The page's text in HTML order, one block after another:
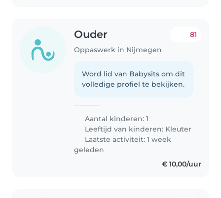
Ouder
Oppaswerk in Nijmegen
81
Word lid van Babysits om dit
volledige profiel te bekijken.
Aantal kinderen: 1
Leeftijd van kinderen: Kleuter
Laatste activiteit: 1 week
geleden
€ 10,00/uur